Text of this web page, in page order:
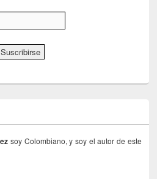
soy Colombiano, y soy el autor de este